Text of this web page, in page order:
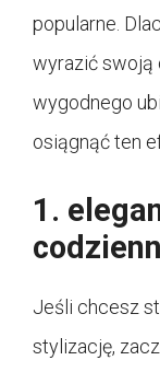
popularne.
wyrazić swoją
wygodnego
osiągnąć ten
1.
Jeśli chcesz
stylizację,